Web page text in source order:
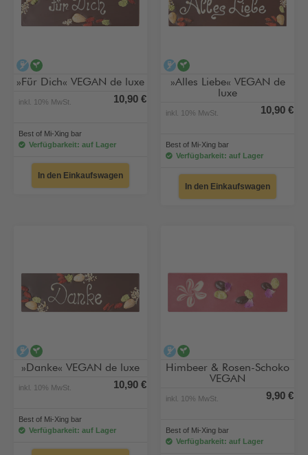
alkoholfrei
»Für Dich« VEGAN de luxe
inkl. 10% MwSt. 10,90 €
Best of Mi-Xing bar
Verfügbarkeit: auf Lager
In den Einkaufswagen
alkoholfrei
»Alles Liebe« VEGAN de
luxe
inkl. 10% MwSt. 10,90 €
Best of Mi-Xing bar
Verfügbarkeit: auf Lager
In den Einkaufswagen
alkoholfrei
»Danke« VEGAN de luxe
inkl. 10% MwSt. 10,90 €
Best of Mi-Xing bar
Verfügbarkeit: auf Lager
alkoholfrei
Himbeer & Rosen-Schoko
VEGAN
inkl. 10% MwSt. 9,90 €
Best of Mi-Xing bar
Verfügbarkeit: auf Lager